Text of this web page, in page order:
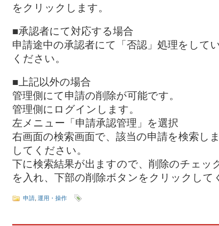
をクリックします。
■承認者にて対応する場合
申請途中の承認者にて「否認」処理をして
ください。
■上記以外の場合
管理側にて申請の削除が可能です。
管理側にログインします。
左メニュー「申請承認管理」を選択
右画面の検索画面で、該当の申請を検索し
してください。
下に検索結果が出ますので、削除のチェッ
を入れ、下部の削除ボタンをクリックして
申請, 運用・操作